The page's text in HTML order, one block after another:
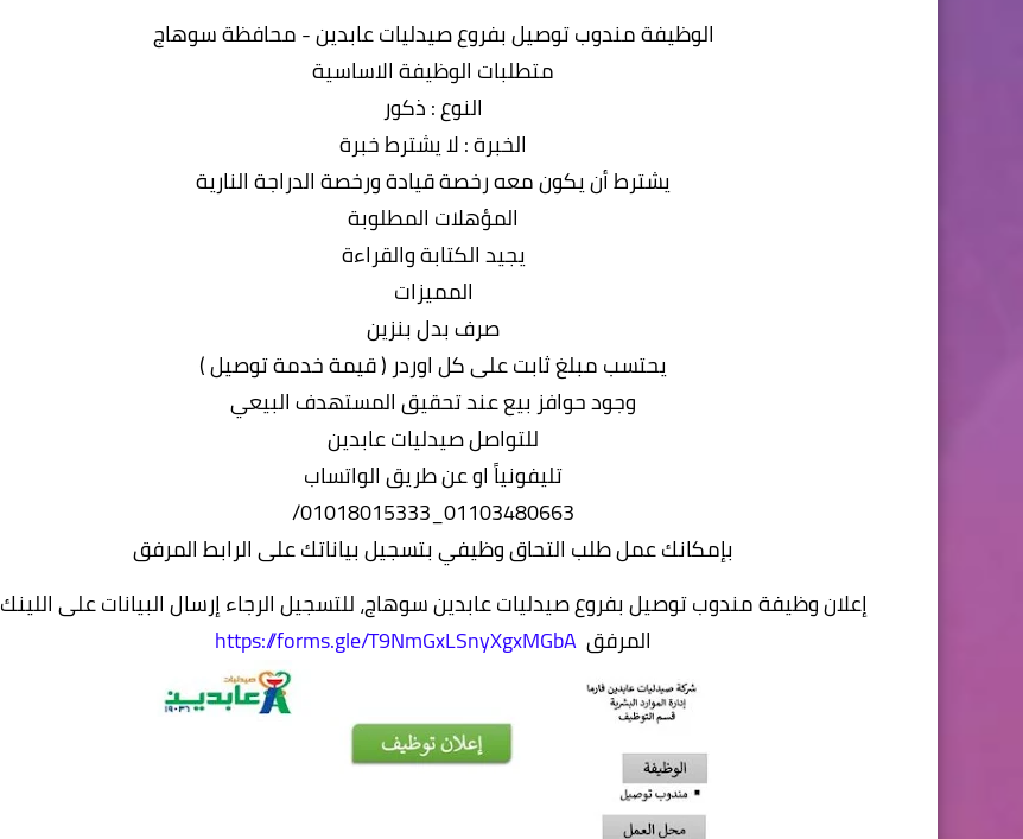
الوظيفة مندوب توصيل بفروع صيدليات عابدين - محافظة سوهاج
متطلبات الوظيفة الاساسية
النوع : ذكور
الخبرة : لا يشترط خبرة
يشترط أن يكون معه رخصة قيادة ورخصة الدراجة النارية
المؤهلات المطلوبة
يجيد الكتابة والقراءة
المميزات
صرف بدل بنزین
يحتسب مبلغ ثابت على كل اوردر ( قيمة خدمة توصيل )
وجود حوافز بيع عند تحقيق المستهدف البيعي
للتواصل صيدليات عابدين
تليفونياً او عن طريق الواتساب
01103480663_01018015333/
بإمكانك عمل طلب التحاق وظيفي بتسجيل بياناتك على الرابط المرفق
إعلان وظيفة مندوب توصيل بفروع صيدليات عابدين سوهاج، للتسجيل الرجاء إرسال البيانات على اللينك
المرفق https://forms.gle/T9NmGxLSnyXgxMGbA